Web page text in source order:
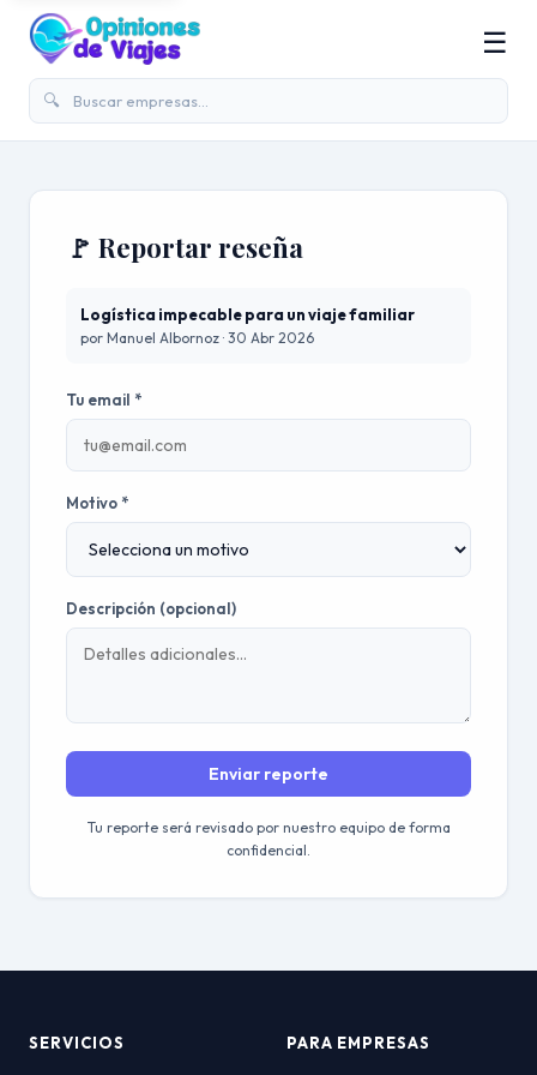
🔍
☰
🚩 Reportar reseña
Logística impecable para un viaje familiar
por Manuel Albornoz · 30 Abr 2026
Tu email *
Motivo *
Descripción (opcional)
Enviar reporte
Tu reporte será revisado por nuestro equipo de forma
confidencial.
SERVICIOS
PARA EMPRESAS